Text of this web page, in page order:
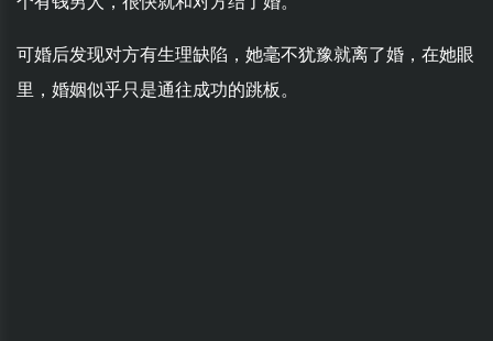
可婚后发现对方有生理缺陷，她毫不犹豫就离了婚，在她眼
里，婚姻似乎只是通往成功的跳板。